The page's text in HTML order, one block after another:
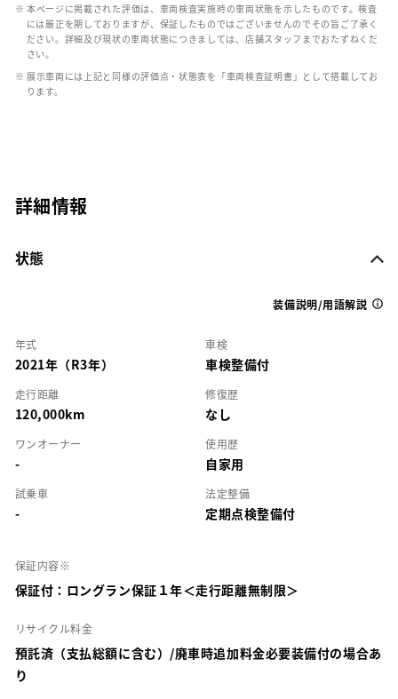
※ 本ページに掲載された評価は、車両検査実施時の車両状態を示したものです。検査
には厳正を期しておりますが、保証したものではございませんのでその旨ご了承く
ださい。詳細及び現状の車両状態につきましては、店舗スタッフまでおたずねくだ
さい。
※ 展示車両には上記と同様の評価点・状態表を「車両検査証明書」として搭載してお
ります。
詳細情報
状態
装備説明/用語解説
年式
2021年（R3年）
車検
車検整備付
走行距離
120,000km
修復歴
なし
ワンオーナー
-
使用歴
自家用
試乗車
-
法定整備
定期点検整備付
保証内容※
保証付：ロングラン保証１年＜走行距離無制限＞
リサイクル料金
預託済（支払総額に含む）/廃車時追加料金必要装備付の場合あ
り